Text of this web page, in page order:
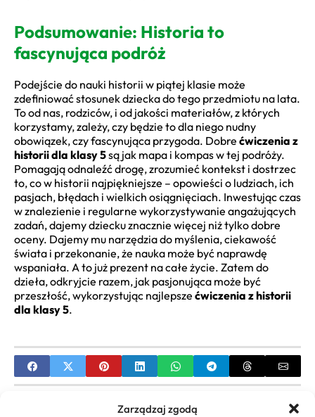
Zarządzaj zgodą
Podsumowanie: Historia to
fascynująca podróż
Podejście do nauki historii w piątej klasie może
zdefiniować stosunek dziecka do tego przedmiotu na lata.
To od nas, rodziców, i od jakości materiałów, z których
korzystamy, zależy, czy będzie to dla niego nudny
obowiązek, czy fascynująca przygoda. Dobre ćwiczenia z
historii dla klasy 5są jak mapa i kompas w tej podróży.
Pomagają odnaleźć drogę, zrozumieć kontekst i dostrzec
to, co w historii najpiękniejsze – opowieści o ludziach, ich
pasjach, błędach i wielkich osiągnięciach. Inwestując czas
w znalezienie i regularne wykorzystywanie angażujących
zadań, dajemy dziecku znacznie więcej niż tylko dobre
oceny. Dajemy mu narzędzia do myślenia, ciekawość
świata i przekonanie, że nauka może być naprawdę
wspaniała. A to już prezent na całe życie. Zatem do
dzieła, odkryjcie razem, jak pasjonująca może być
przeszłość, wykorzystując najlepsze ćwiczenia z historii
dla klasy 5.